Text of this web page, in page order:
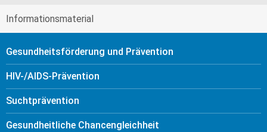
Informations­material
Gesundheitsförderung und Prävention
HIV-/AIDS-Prävention
Sucht­prävention
Gesundheitliche Chancengleichheit